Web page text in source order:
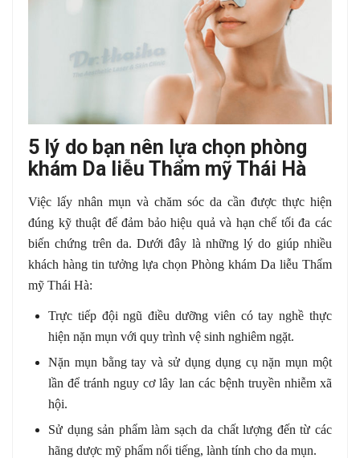
5 lý do bạn nên lựa chọn phòng
khám Da liễu Thẩm mỹ Thái Hà
Việc lấy nhân mụn và chăm sóc da cần được thực hiện
đúng kỹ thuật để đảm bảo hiệu quả và hạn chế tối đa các
biến chứng trên da. Dưới đây là những lý do giúp nhiều
khách hàng tin tưởng lựa chọn Phòng khám Da liễu Thẩm
mỹ Thái Hà:
Trực tiếp đội ngũ điều dưỡng viên có tay nghề thực
hiện nặn mụn với quy trình vệ sinh nghiêm ngặt.
Nặn mụn bằng tay và sử dụng dụng cụ nặn mụn một
lần để tránh nguy cơ lây lan các bệnh truyền nhiễm xã
hội.
Sử dụng sản phẩm làm sạch da chất lượng đến từ các
hãng dược mỹ phẩm nổi tiếng, lành tính cho da mụn.